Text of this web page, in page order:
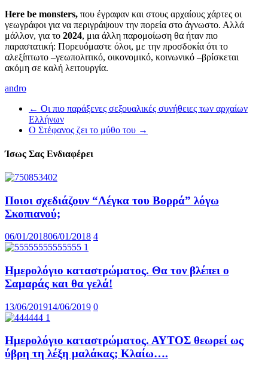
Here be monsters, που έγραφαν και στους αρχαίους χάρτες οι
γεωγράφοι για να περιγράψουν την πορεία στο άγνωστο. Αλλά
μάλλον, για το 2024, μια άλλη παρομοίωση θα ήταν πιο
παραστατική: Πορευόμαστε όλοι, με την προσδοκία ότι το
αλεξίπτωτο –γεωπολιτικό, οικονομικό, κοινωνικό –βρίσκεται
ακόμη σε καλή λειτουργία.
andro
← Οι πιο παράξενες σεξουαλικές συνήθειες των αρχαίων
Ελλήνων
Ο Στέφανος ζει το μύθο του →
Ίσως Σας Ενδιαφέρει
Ποιοι σχεδιάζουν “Λέγκα του Βορρά” λόγω
Σκοπιανού;
06/01/201806/01/2018 4
Ημερολόγιο καταστρώματος. Θα τον βλέπει ο
Σαμαράς και θα γελά!
13/06/201914/06/2019 0
Ημερολόγιο καταστρώματος. ΑΥΤΟΣ θεωρεί ως
ύβρη τη λέξη μαλάκας; Κλαίω….